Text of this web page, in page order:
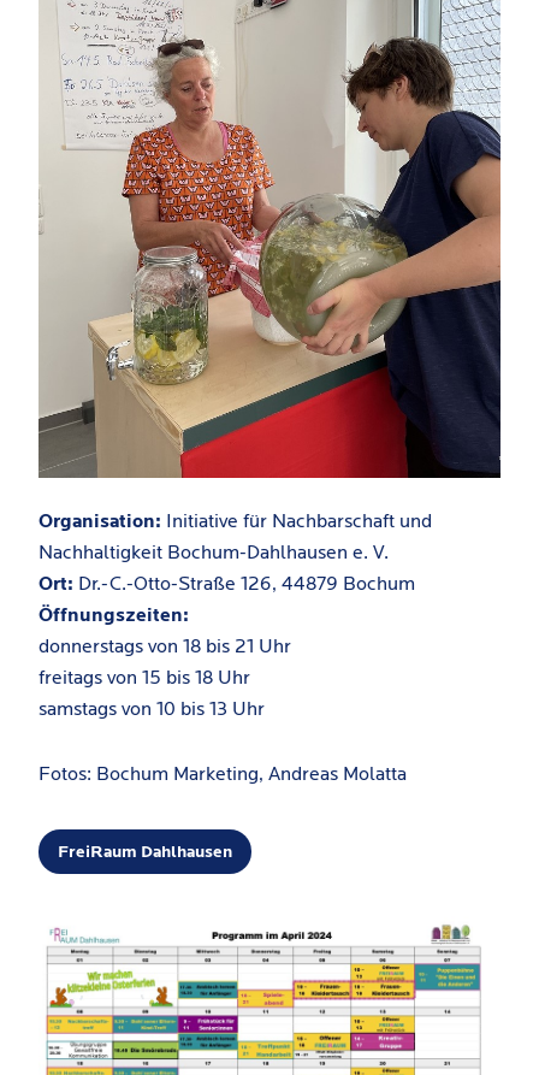
Organisation: Initiative für Nachbarschaft und
Nachhaltigkeit Bochum-Dahlhausen e. V.
Ort: Dr.-C.-Otto-Straße 126, 44879 Bochum
Öffnungszeiten:
donnerstags von 18 bis 21 Uhr
freitags von 15 bis 18 Uhr
samstags von 10 bis 13 Uhr
Fotos: Bochum Marketing, Andreas Molatta
FreiRaum Dahlhausen